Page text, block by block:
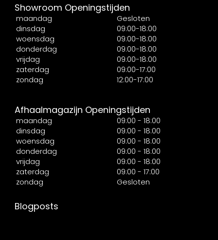
Showroom Openingstijden
maandag
Gesloten
dinsdag
09:00-18:00
woensdag
09:00-18:00
donderdag
09:00-18:00
vrijdag
09:00-18:00
zaterdag
09:00-17:00
zondag
12:00-17:00
Afhaalmagazijn Openingstijden
maandag
09:00 - 18:00
dinsdag
09:00 - 18:00
woensdag
09:00 - 18:00
donderdag
09:00 - 18:00
vrijdag
09:00 - 18:00
zaterdag
09:00 - 17:00
zondag
Gesloten
Blogposts